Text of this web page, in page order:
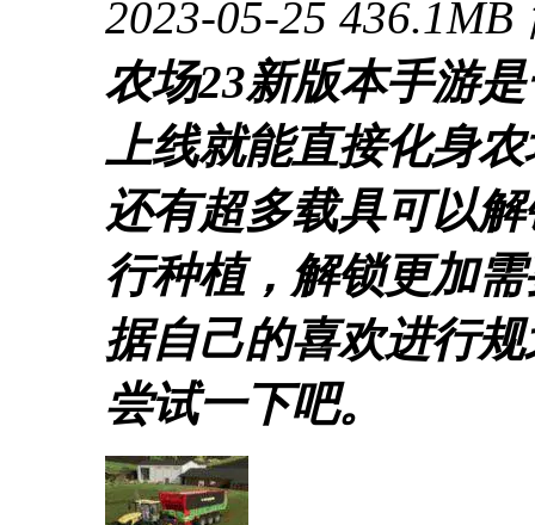
2023-05-25 436.1MB
农场23新版本手游
上线就能直接化身
还有超多载具可以
行种植，解锁更加
据自己的喜欢进行
尝试一下吧。